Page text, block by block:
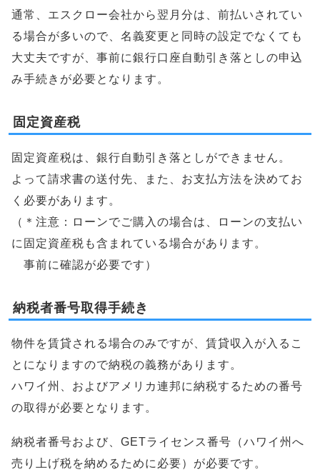
通常、エスクロー会社から翌月分は、前払いされてい
る場合が多いので、名義変更と同時の設定でなくても
大丈夫ですが、事前に銀行口座自動引き落としの申込
み手続きが必要となります。
固定資産税
固定資産税は、銀行自動引き落としができません。
よって請求書の送付先、また、お支払方法を決めてお
く必要があります。
（＊注意：ローンでご購入の場合は、ローンの支払い
に固定資産税も含まれている場合があります。
事前に確認が必要です）
納税者番号取得手続き
物件を賃貸される場合のみですが、賃貸収入が入るこ
とになりますので納税の義務があります。
ハワイ州、およびアメリカ連邦に納税するための番号
の取得が必要となります。
納税者番号および、GETライセンス番号（ハワイ州へ
売り上げ税を納めるために必要）が必要です。